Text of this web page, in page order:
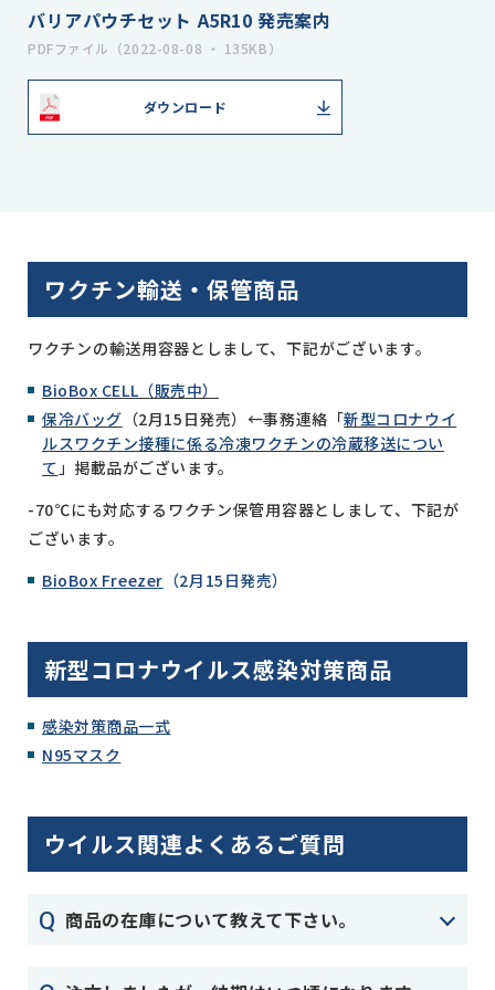
バリアパウチセット A5R10 発売案内
PDFファイル（2022-08-08 ・ 135KB）
ダウンロード
ワクチン輸送・保管商品
ワクチンの輸送用容器としまして、下記がございます。
BioBox CELL（販売中）
保冷バッグ （2月15日発売）←事務連絡「新型コロナウイ
ルスワクチン接種に係る冷凍ワクチンの冷蔵移送につい
て」掲載品がございます。
-70℃にも対応するワクチン保管用容器としまして、下記が
ございます。
BioBox Freezer （2月15日発売）
新型コロナウイルス感染対策商品
感染対策商品一式
N95マスク
ウイルス関連よくあるご質問
Q 商品の在庫について教えて下さい。